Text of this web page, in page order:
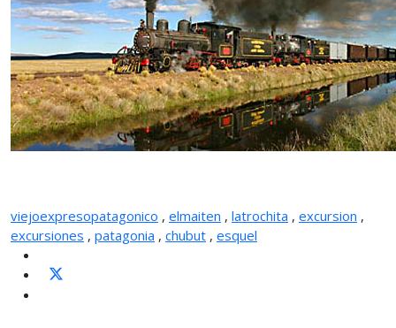
viejoexpresopatagonico , elmaiten , latrochita , excursion ,
excursiones , patagonia , chubut , esquel